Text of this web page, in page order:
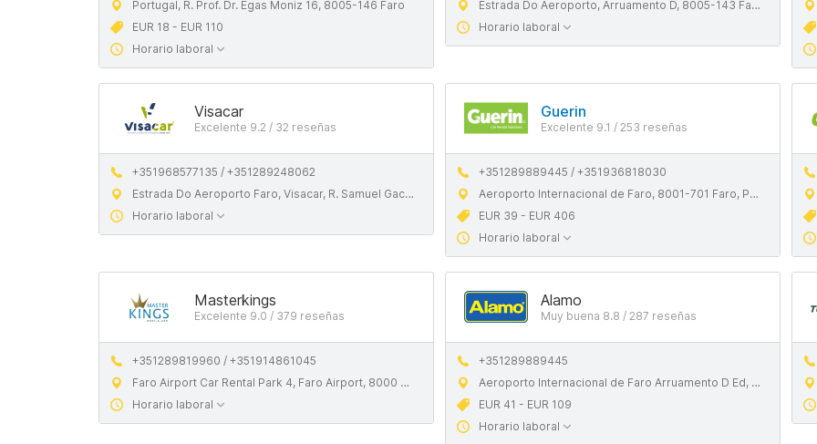
Portugal, R. Prof. Dr. Egas Moniz 16, 8005-146 Faro
EUR 18 - EUR 110
Horario laboral
Estrada Do Aeroporto, Arruamento D, 8005-143 Faro
Horario laboral
Visacar
Excelente 9.2 / 32 reseñas
+351968577135 / +351289248062
Estrada Do Aeroporto Faro, Visacar, R. Samuel Gacon, 8005-282 Faro
Horario laboral
Guerin
Excelente 9.1 / 253 reseñas
+351289889445 / +351936818030
Aeroporto Internacional de Faro, 8001-701 Faro, Portugal
EUR 39 - EUR 406
Horario laboral
Masterkings
Excelente 9.0 / 379 reseñas
+351289819960 / +351914861045
Faro Airport Car Rental Park 4, Faro Airport, 8000 Faro, Portugal
Horario laboral
Alamo
Muy buena 8.8 / 287 reseñas
+351289889445
Aeroporto Internacional de Faro Arruamento D Ed, 8006-901 Faro
EUR 41 - EUR 109
Horario laboral